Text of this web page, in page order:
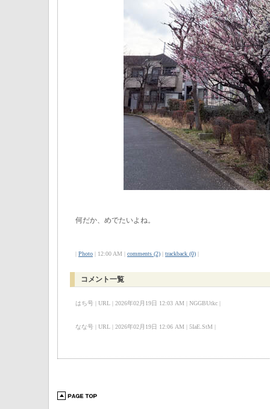
何だか、めでたいよね。
| Photo | 12:00 AM | comments (2) | trackback (0) |
コメント一覧
はち号 | URL | 2026年02月19日 12:03 AM | NGGBUtkc |
なな号 | URL | 2026年02月19日 12:06 AM | 5IaE.StM |